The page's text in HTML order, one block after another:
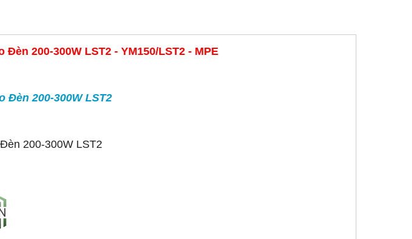
200-300W LST2 - YM150/LST2 - MPE
Đèn 200-300W LST2
200-300W LST2